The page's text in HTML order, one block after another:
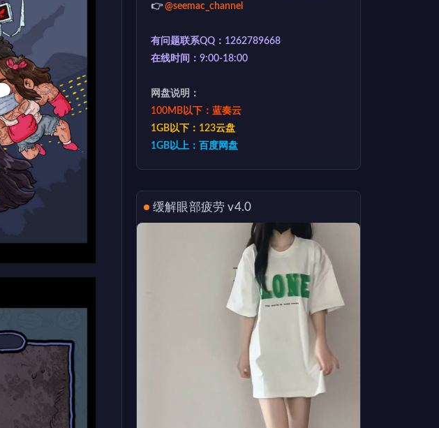
👉@seemac_channel
有问题联系QQ：1262789668
在线时间：9:00-18:00
网盘说明：
100MB以下：蓝奏云
1GB以下：123云盘
1GB以上：百度网盘
缓解眼部疲劳 v4.0